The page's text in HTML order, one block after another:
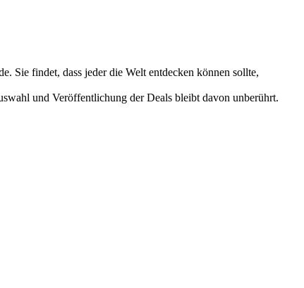
Sie findet, dass jeder die Welt entdecken können sollte,
und Veröffentlichung der Deals bleibt davon unberührt.